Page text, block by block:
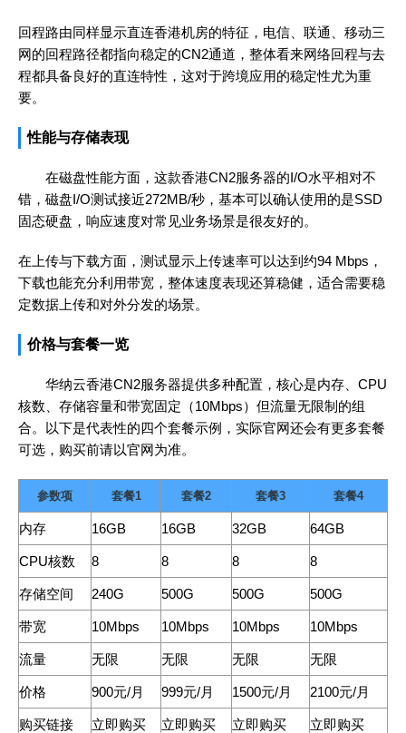
回程路由同样显示直连香港机房的特征，电信、联通、移动三
网的回程路径都指向稳定的CN2通道，整体看来网络回程与去
程都具备良好的直连特性，这对于跨境应用的稳定性尤为重
要。
性能与存储表现
在磁盘性能方面，这款香港CN2服务器的I/O水平相对不
错，磁盘I/O测试接近272MB/秒，基本可以确认使用的是SSD
固态硬盘，响应速度对常见业务场景是很友好的。
在上传与下载方面，测试显示上传速率可以达到约94 Mbps，
下载也能充分利用带宽，整体速度表现还算稳健，适合需要稳
定数据上传和对外分发的场景。
价格与套餐一览
华纳云香港CN2服务器提供多种配置，核心是内存、CPU
核数、存储容量和带宽固定（10Mbps）但流量无限制的组
合。以下是代表性的四个套餐示例，实际官网还会有更多套餐
可选，购买前请以官网为准。
参数项 套餐1 套餐2 套餐3 套餐4
内存 16GB 16GB 32GB 64GB
CPU核数 8 8 8 8
存储空间 240G 500G 500G 500G
带宽 10Mbps 10Mbps 10Mbps 10Mbps
流量 无限 无限 无限 无限
价格 900元/月 999元/月 1500元/月 2100元/月
购买链接 立即购买 立即购买 立即购买
立即购买